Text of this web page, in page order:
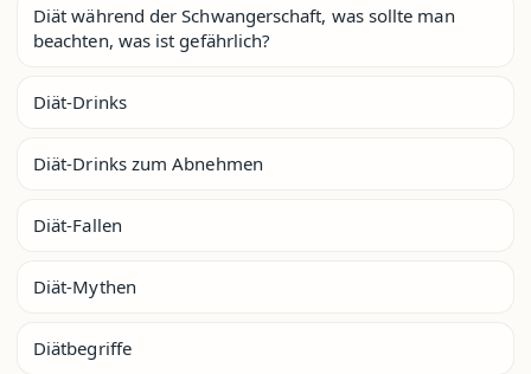
Diät während der Schwangerschaft, was sollte man
beachten, was ist gefährlich?
Diät-Drinks
Diät-Drinks zum Abnehmen
Diät-Fallen
Diät-Mythen
Diätbegriffe